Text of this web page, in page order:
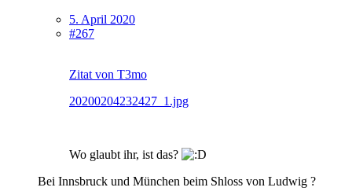
5. April 2020
#267
Zitat von T3mo
20200204232427_1.jpg
Wo glaubt ihr, ist das?
Bei Innsbruck und München beim Shloss von Ludwig ?